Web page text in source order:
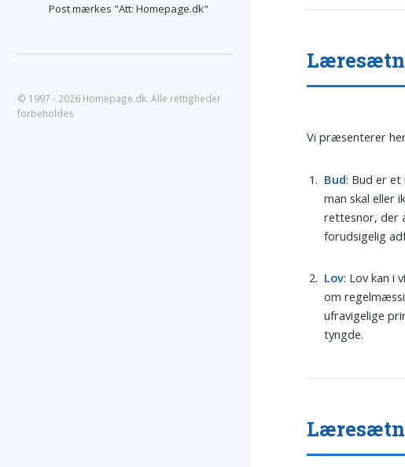
Vi præsenterer
Bud: Bud er
man skal eller
rettesnor, der
forudsigelig
Lov: Lov kan i
om
ufravigelige
tyngde.
Post mærkes "Att: Homepage.dk"
© 1997 - 2026 Homepage.dk. Alle rettigheder
forbeholdes